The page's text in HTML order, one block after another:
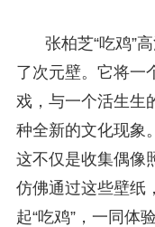
张柏芝“吃鸡”
了次元壁。它将一
戏，与一个活生生
种全新的文化现象
这不仅是收集偶像
仿佛通过这些壁纸
起“吃鸡”，一同体